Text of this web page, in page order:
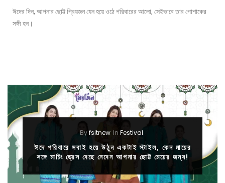
ঈদের দিন, আপনার ছোট্ট প্রিয়জন যেন হয়ে ওঠে পরিবারের আলো, সেইভাবে তার পোশাকের
সঙ্গী হন।
Byfsitnew In Festival
ঈদে পরিবারে সবাই হয়ে উঠুন একটাই স্টাইল, কেন মায়ের
সঙ্গে মাচিং ড্রেস বেছে নেবেন আপনার ছোট্ট মেয়ের জন্য!